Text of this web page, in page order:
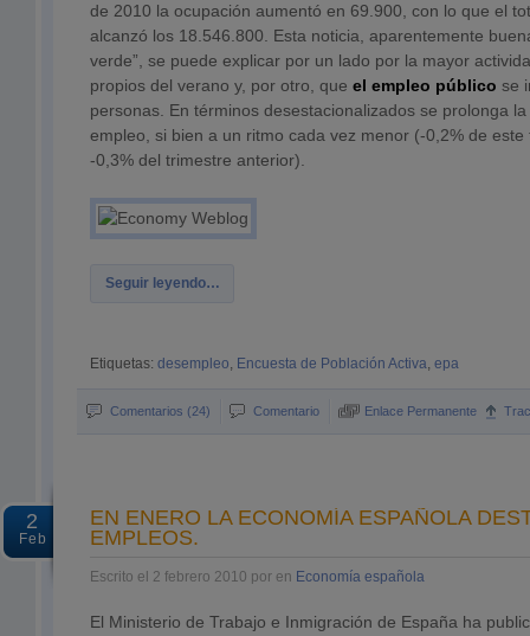
de 2010 la ocupación aumentó en 69.900, con lo que el
alcanzó los 18.546.800. Esta noticia, aparentemente
verde”, se puede explicar por un lado por la mayor
propios del verano y, por otro, que el empleo público se
personas. En términos desestacionalizados se prolonga
empleo, si bien a un ritmo cada vez menor (-0,2% de
-0,3% del trimestre anterior).
Seguir leyendo…
Etiquetas: desempleo, Encuesta de Población Activa, epa
Comentarios (24) Comentario Enlace Permanente
2
Feb
EN ENERO LA ECONOMÍA ESPAÑOLA
EMPLEOS.
Escrito el 2 febrero 2010 por en Economía española
El Ministerio de Trabajo e Inmigración de España ha